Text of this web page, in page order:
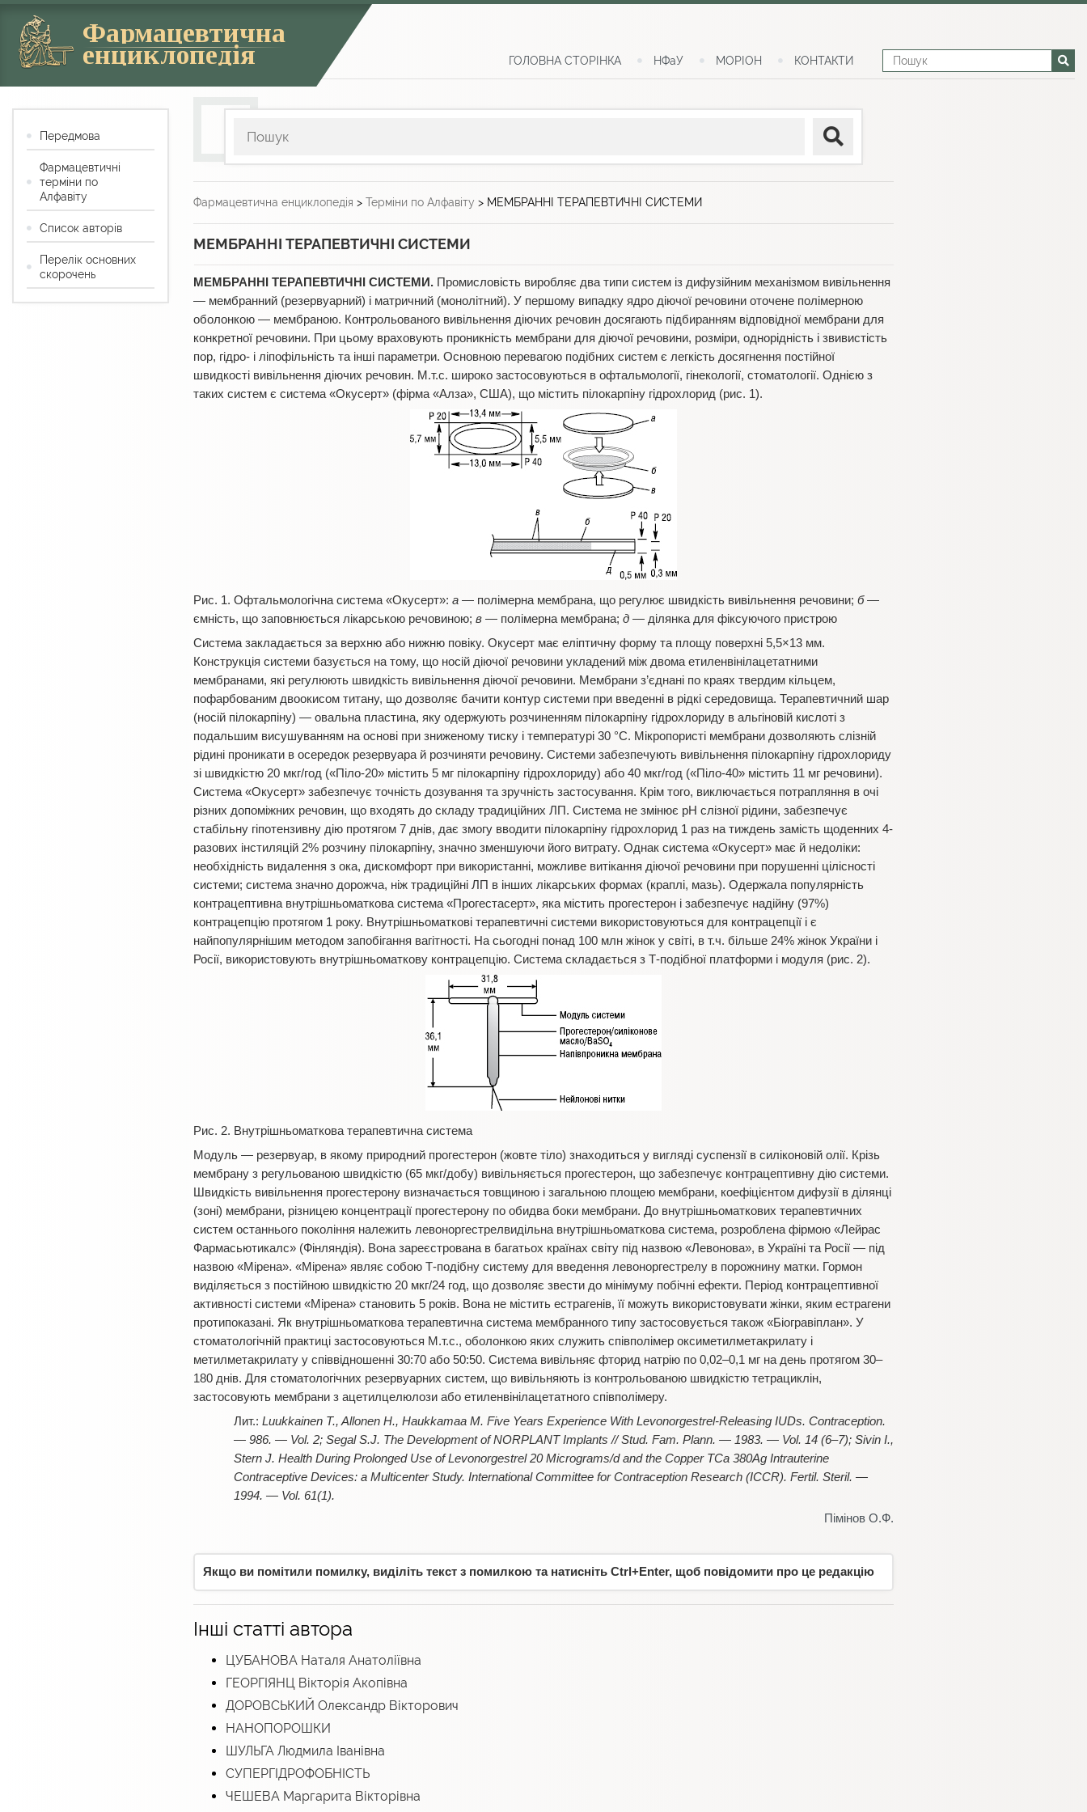
Фармацевтична
енциклопедія ГОЛОВНА СТОРІНКА НФаУ МОРІОН КОНТАКТИ
Фармацевтична енциклопедія > Терміни по Алфавіту > МЕМБРАННІ ТЕРАПЕВТИЧНІ СИСТЕМИ
МЕМБРАННІ ТЕРАПЕВТИЧНІ СИСТЕМИ
МЕМБРАННІ ТЕРАПЕВТИЧНІ СИСТЕМИ. Промисловість виробляє два типи систем із дифузійним механізмом вивільнення
— мембранний (резервуарний) і матричний (монолітний). У першому випадку ядро діючої речовини оточене полімерною
оболонкою — мембраною. Контрольованого вивільнення діючих речовин досягають підбиранням відповідної мембрани для
конкретної речовини. При цьому враховують проникність мембрани для діючої речовини, розміри, однорідність і звивистість
пор, гідро- і ліпофільність та інші параметри. Основною перевагою подібних систем є легкість досягнення постійної
швидкості вивільнення діючих речовин. М.т.с. широко застосовуються в офтальмології, гінекології, стоматології. Однією з
таких систем є система «Окусерт» (фірма «Алза», США), що містить пілокарпіну гідрохлорид (рис. 1).
Рис. 1. Офтальмологічна система «Окусерт»: а — полімерна мембрана, що регулює швидкість вивільнення речовини; б—
ємність, що заповнюється лікарською речовиною; в — полімерна мембрана; д — ділянка для фіксуючого пристрою
Система закладається за верхню або нижню повіку. Окусерт має еліптичну форму та площу поверхні 5,5×13 мм.
Конструкція системи базується на тому, що носій діючої речовини укладений між двома етиленвінілацетатними
мембранами, які регулюють швидкість вивільнення діючої речовини. Мембрани з’єднані по краях твердим кільцем,
пофарбованим двоокисом титану, що дозволяє бачити контур системи при введенні в рідкі середовища. Терапевтичний шар
(носій пілокарпіну) — овальна пластина, яку одержують розчиненням пілокарпіну гідрохлориду в альгіновій кислоті з
подальшим висушуванням на основі при зниженому тиску і температурі 30 °С. Мікропористі мембрани дозволяють слізній
рідині проникати в осередок резервуара й розчиняти речовину. Системи забезпечують вивільнення пілокарпіну гідрохлориду
зі швидкістю 20 мкг/год («Піло-20» містить 5 мг пілокарпіну гідрохлориду) або 40 мкг/год («Піло-40» містить 11 мг речовини).
Система «Окусерт» забезпечує точність дозування та зручність застосування. Крім того, виключається потрапляння в очі
різних допоміжних речовин, що входять до складу традиційних ЛП. Система не змінює рН слізної рідини, забезпечує
стабільну гіпотензивну дію протягом 7 днів, дає змогу вводити пілокарпіну гідрохлорид 1 раз на тиждень замість щоденних 4-
разових інстиляцій 2% розчину пілокарпіну, значно зменшуючи його витрату. Однак система «Окусерт» має й недоліки:
необхідність видалення з ока, дискомфорт при використанні, можливе витікання діючої речовини при порушенні цілісності
системи; система значно дорожча, ніж традиційні ЛП в інших лікарських формах (краплі, мазь). Одержала популярність
контрацептивна внутрішньоматкова система «Прогестасерт», яка містить прогестерон і забезпечує надійну (97%)
контрацепцію протягом 1 року. Внутрішньоматкові терапевтичні системи використовуються для контрацепції і є
найпопулярнішим методом запобігання вагітності. На сьогодні понад 100 млн жінок у світі, в т.ч. більше 24% жінок України і
Росії, використовують внутрішньоматкову контрацепцію. Система складається з Т-подібної платформи і модуля (рис. 2).
Рис. 2. Внутрішньоматкова терапевтична система
Модуль — резервуар, в якому природний прогестерон (жовте тіло) знаходиться у вигляді суспензії в силіконовій олії. Крізь
мембрану з регульованою швидкістю (65 мкг/добу) вивільняється прогестерон, що забезпечує контрацептивну дію системи.
Швидкість вивільнення прогестерону визначається товщиною і загальною площею мембрани, коефіцієнтом дифузії в ділянці
(зоні) мембрани, різницею концентрації прогестерону по обидва боки мембрани. До внутрішньоматкових терапевтичних
систем останнього покоління належить левоноргестрелвидільна внутрішньоматкова система, розроблена фірмою «Лейрас
Фармасьютикалс» (Фінляндія). Вона зареєстрована в багатьох країнах світу під назвою «Левонова», в Україні та Росії — під
назвою «Мірена». «Мірена» являє собою Т-подібну систему для введення левоноргестрелу в порожнину матки. Гормон
виділяється з постійною швидкістю 20 мкг/24 год, що дозволяє звести до мінімуму побічні ефекти. Період контрацептивної
активності системи «Мірена» становить 5 років. Вона не містить естрагенів, її можуть використовувати жінки, яким естрагени
протипоказані. Як внутрішньоматкова терапевтична система мембранного типу застосовується також «Біогравіплан». У
стоматологічній практиці застосовуються М.т.с., оболонкою яких служить співполімер оксиметилметакрилату і
метилметакрилату у співвідношенні 30:70 або 50:50. Система вивільняє фторид натрію по 0,02–0,1 мг на день протягом 30–
180 днів. Для стоматологічних резервуарних систем, що вивільняють із контрольованою швидкістю тетрациклін,
застосовують мембрани з ацетилцелюлози або етиленвінілацетатного співполімеру.
Luukkainen T., Allonen H., Haukkamaa M. Five Years Experience With Levonorgestrel-Releasing IUDs. Contraception.
— 986. — Vol. 2; Segal S.J. The Development of NORPLANT Implants // Stud. Fam. Plann. — 1983. — Vol. 14 (6–7); Sivin I.,
Stern J. Health During Prolonged Use of Levonorgestrel 20 Micrograms/d and the Copper TCa 380Ag Intrauterine
Contraceptive Devices: a Multicenter Study. International Committee for Contraception Research (ICCR). Fertil. Steril. —
1994. — Vol. 61(1).
Пімінов О.Ф.
Якщо ви помітили помилку, виділіть текст з помилкою та натисніть Ctrl+Enter, щоб повідомити про це редакцію
Інші статті автора
ЦУБАНОВА Наталя Анатоліївна
ГЕОРГІЯНЦ Вікторія Акопівна
ДОРОВСЬКИЙ Олександр Вікторович
НАНОПОРОШКИ
ШУЛЬГА Людмила Іванівна
СУПЕРГІДРОФОБНІСТЬ
ЧЕШЕВА Маргарита Вікторівна
Передмова
Фармацевтичні
терміни по
Алфавіту
Список авторів
Перелік основних
скорочень